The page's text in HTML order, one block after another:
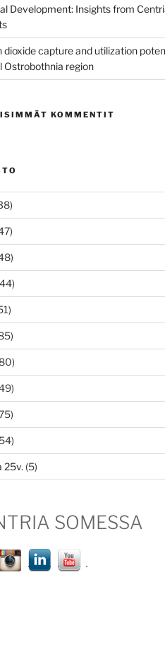
Development: Insights from
dioxide capture and utilization
Ostrobothnia region
KOMMENTIT
25v. (5)
SOMESSA